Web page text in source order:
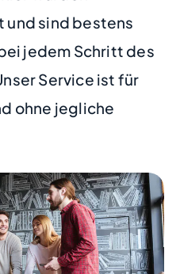
sind bestens
jedem Schritt des
Service ist für
ohne jegliche